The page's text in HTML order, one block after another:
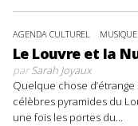
AGENDA CULTUREL MUSIQUE
Le Louvre et la
parSarah Joyaux
Quelque chose d’étrange
célèbres pyramides du
une fois les portes du...